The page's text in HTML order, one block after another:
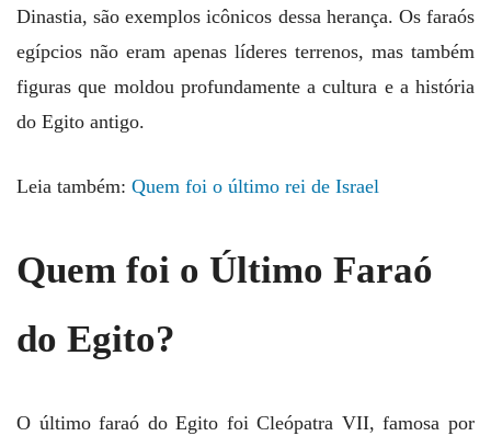
Dinastia, são exemplos icônicos dessa herança. Os faraós
egípcios não eram apenas líderes terrenos, mas também
figuras que moldou profundamente a cultura e a história
do Egito antigo.
Leia também: Quem foi o último rei de Israel
Quem foi o Último Faraó
do Egito?
O último faraó do Egito foi Cleópatra VII, famosa por